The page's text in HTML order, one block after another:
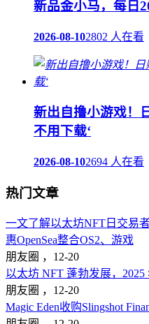
新品金小马，每日
2026-08-102802 人在看
新出自撸小游戏！
不用下载‘
2026-08-102694 人在看
热门文章
一文了解以太坊NFT日交易
惠OpenSea整合OS2、游戏
朋友圈 ， 12-20
以太坊 NFT 蓬勃发展，2025
朋友圈 ， 12-20
Magic Eden收购Slingshot